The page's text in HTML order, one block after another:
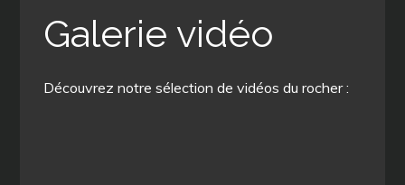
Galerie vidéo
Découvrez notre sélection de vidéos du rocher :